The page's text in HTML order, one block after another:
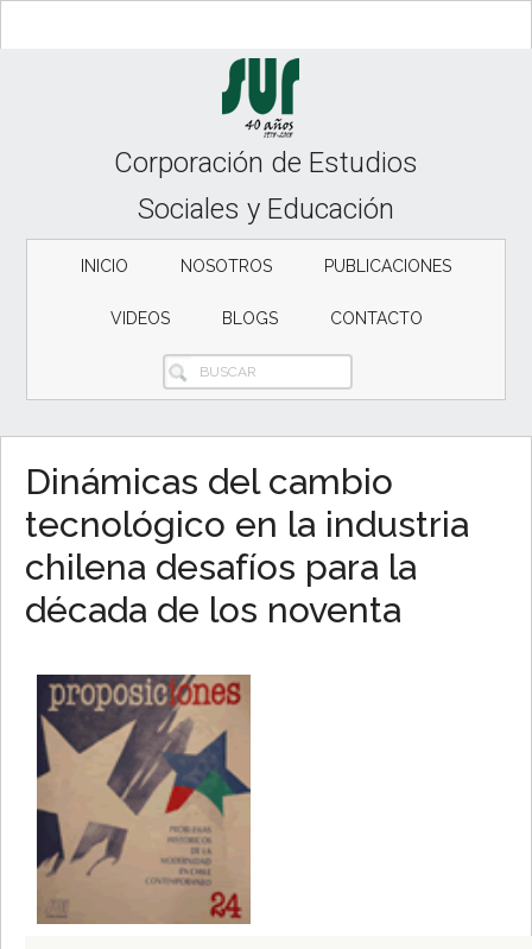
to
to
Corporación de Estudios
Sociales y Educación
INICIO NOSOTROS PUBLICACIONES
VIDEOS BLOGS CONTACTO
BUSCAR
Dinámicas del cambio
tecnológico en la industria
chilena desafíos para la
década de los noventa